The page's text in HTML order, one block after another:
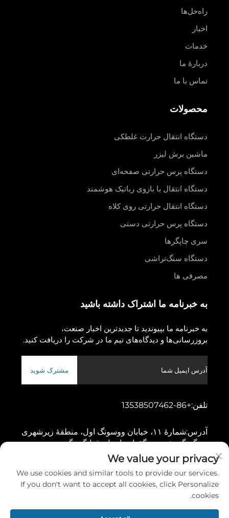
راه‌حل‌ها
اخبار
خدمات
دربارهٔ ما
تماس با ما
محصولات
دستگاه انتقال حرارت غلطکی
ماشین برش لیزر
دستگاه پرس حرارتی صفحه‌ای
دستگاه انتقال با بازوی رباتیک هوشمند
دستگاه انتقال حرارتی روی کلاه
دستگاه پرس حرارتی دستی
سری چاپگرها
دستگاه سنگ‌تراشی
مصرفی ها
به خبرنامه ما اشتراک داشته باشید
به خبرنامه ما بپیوندید تا جدیدترین اخبار صنعت،
بروزرسانی‌ها و دیدگاه‌های تیم ما در شرکت را دریافت کنید.
مشترک شوید
تلفن:+86-13538507462
آدرس:
شمارهٔ ۱۱، خیابان ووسونگ اول، منطقهٔ زیرشهری
دونگچنگ، شهر دونگقوان، استان قوانگدونگ
کپی‌رایت © ۲۰۲۶ توسط شرکت ماشین‌آلات گائوشانگ دونگقوان، محدوده
سیاست حفظ حریم خصوصی
We value your privacy
We use cookies and similar tools to provide our services.
If you don't want to accept all cookies, click Personalize
cookies.